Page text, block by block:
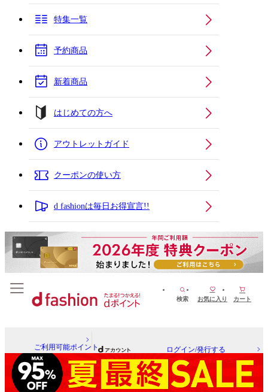
特集一覧
予約商品
新着商品
はじめての方へ
アウトレットガイド
クーポンの使い方
d fashionは毎日お得宣言!!
検索 お気に入り カート
ご利用可能ポイント ログイン/発行する